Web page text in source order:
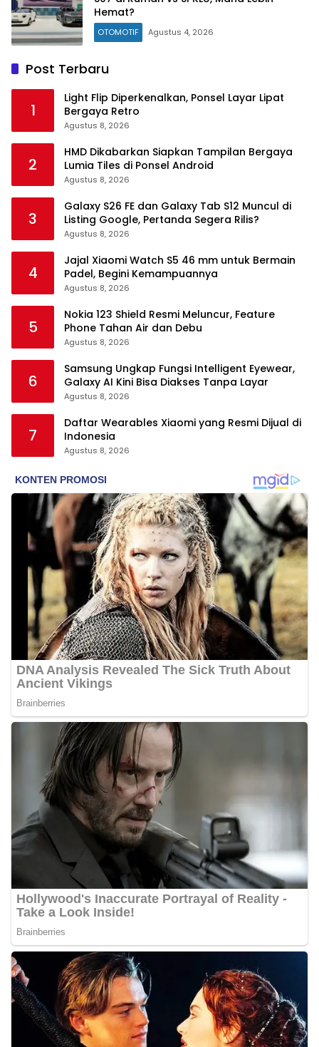
Hemat?
OTOMOTIF Agustus 4, 2026
Post Terbaru
1
Light Flip Diperkenalkan, Ponsel Layar Lipat
Bergaya Retro
Agustus 8, 2026
2
HMD Dikabarkan Siapkan Tampilan Bergaya
Lumia Tiles di Ponsel Android
Agustus 8, 2026
3
Galaxy S26 FE dan Galaxy Tab S12 Muncul di
Listing Google, Pertanda Segera Rilis?
Agustus 8, 2026
4
Jajal Xiaomi Watch S5 46 mm untuk Bermain
Padel, Begini Kemampuannya
Agustus 8, 2026
5
Nokia 123 Shield Resmi Meluncur, Feature
Phone Tahan Air dan Debu
Agustus 8, 2026
6
Samsung Ungkap Fungsi Intelligent Eyewear,
Galaxy AI Kini Bisa Diakses Tanpa Layar
Agustus 8, 2026
7
Daftar Wearables Xiaomi yang Resmi Dijual di
Indonesia
Agustus 8, 2026